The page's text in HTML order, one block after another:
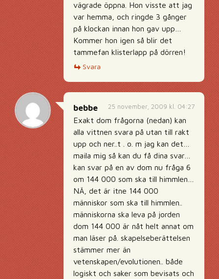
vägrade öppna. Hon visste att jag
var hemma, och ringde 3 gånger
på klockan innan hon gav upp…
Kommer hon igen så blir det
tammefan klisterlapp på dörren!
Svara
25 november, 2009 kl. 04:27
bebbe
Exakt dom frågorna (nedan) kan
alla vittnen svara på utan till rakt
upp och ner..t . o. m jag kan det…
maila mig så kan du få dina svar…
kan svar på en av dom nu fråga 6
om 144 000 som ska till himmlen…
NÄ, det är itne 144 000
människor som ska till himmlen..
människorna ska leva på jorden
dom 144 000 är nåt helt annat om
man läser på. skapelseberättelsen
stämmer mer än
vetenskapen/evolutionen.. både
logiskt och saker som bevisats och